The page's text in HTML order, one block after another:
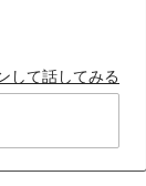
して話してみる